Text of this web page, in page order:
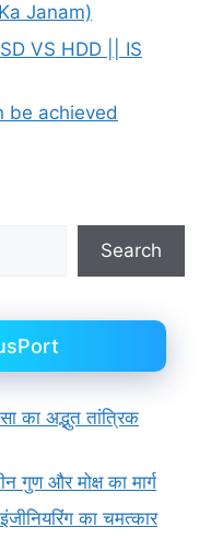
Janam)
VS HDD || IS
be achieved
Search
का अद्भुत तांत्रिक
और मोक्ष का मार्ग
का चमत्कार